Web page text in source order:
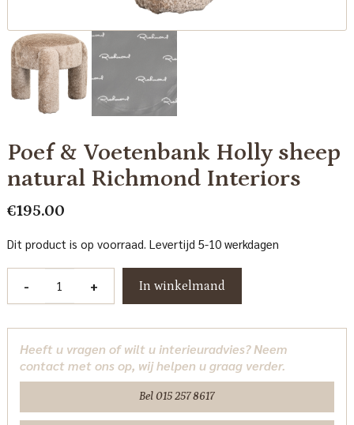
Poef & Voetenbank Holly sheep
natural Richmond Interiors
€195.00
Dit product is op voorraad. Levertijd 5-10 werkdagen
-
Holly
sheep
natural
Interiors
+ In winkelmand
Heeft u vragen of wilt u interieuradvies? Neem
contact met ons op, wij helpen u graag verder.
Bel 015 257 8617